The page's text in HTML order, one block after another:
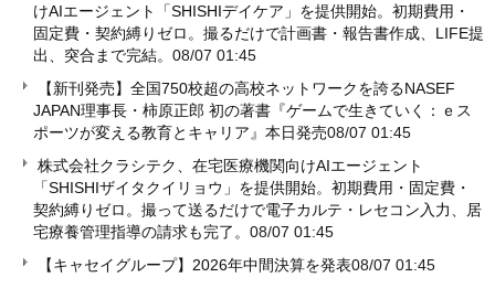
けAIエージェント「SHISHIデイケア」を提供開始。初期費用・
固定費・契約縛りゼロ。撮るだけで計画書・報告書作成、LIFE提
出、突合まで完結。 08/07 01:45
【新刊発売】全国750校超の高校ネットワークを誇るNASEF
JAPAN理事長・柿原正郎 初の著書『ゲームで生きていく：ｅス
ポーツが変える教育とキャリア』本日発売08/07 01:45
株式会社クラシテク、在宅医療機関向けAIエージェント
「SHISHIザイタクイリョウ」を提供開始。初期費用・固定費・
契約縛りゼロ。撮って送るだけで電子カルテ・レセコン入力、居
宅療養管理指導の請求も完了。 08/07 01:45
【キャセイグループ】2026年中間決算を発表08/07 01:45